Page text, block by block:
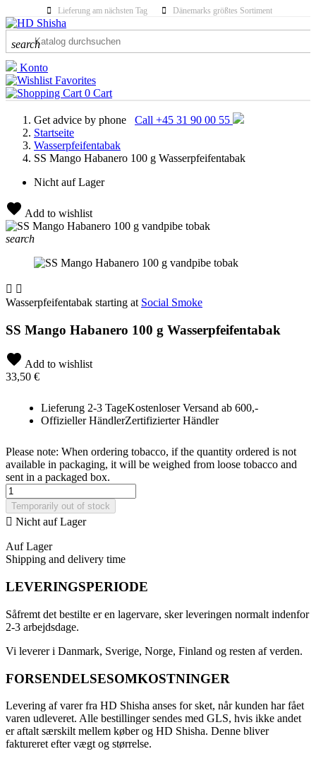
Lieferung am nächsten Tag Dänemarks größtes Sortiment
search
Konto
Favorites
0 Cart
Get advice by phone
Call +45 31 90 00 55
Startseite
Wasserpfeifentabak
SS Mango Habanero 100 g Wasserpfeifentabak
Nicht auf Lager
Add to wishlist
search
 
Wasserpfeifentabak starting at Social Smoke
SS Mango Habanero 100 g Wasserpfeifentabak
Add to wishlist
33,50 €
Lieferung 2-3 TageKostenloser Versand ab 600,-
Offizieller HändlerZertifizierter Händler
Please note: When ordering tobacco, if the quantity ordered is not
available in packaging, it will be weighed from loose tobacco and
sent in a packaged box.
Temporarily out of stock
 Nicht auf Lager
Auf Lager
Shipping and delivery time
LEVERINGSPERIODE
Såfremt det bestilte er en lagervare, sker leveringen normalt indenfor
2-3 arbejdsdage.
Vi leverer i Danmark, Sverige, Norge, Finland og resten af verden.
FORSENDELSESOMKOSTNINGER
Levering af varer fra HD Shisha anses for sket, når kunden har fået
varen udleveret. Alle bestillinger sendes med GLS, hvis ikke andet
er aftalt særskilt mellem køber og HD Shisha. Denne bliver
faktureret efter vægt og størrelse.